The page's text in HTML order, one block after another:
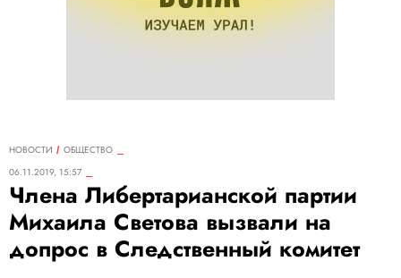
НОВОСТИ
ОБЩЕСТВО
06.11.2019, 15:57
Члена Либертарианской партии
Михаила Светова вызвали на
допрос в Следственный комитет